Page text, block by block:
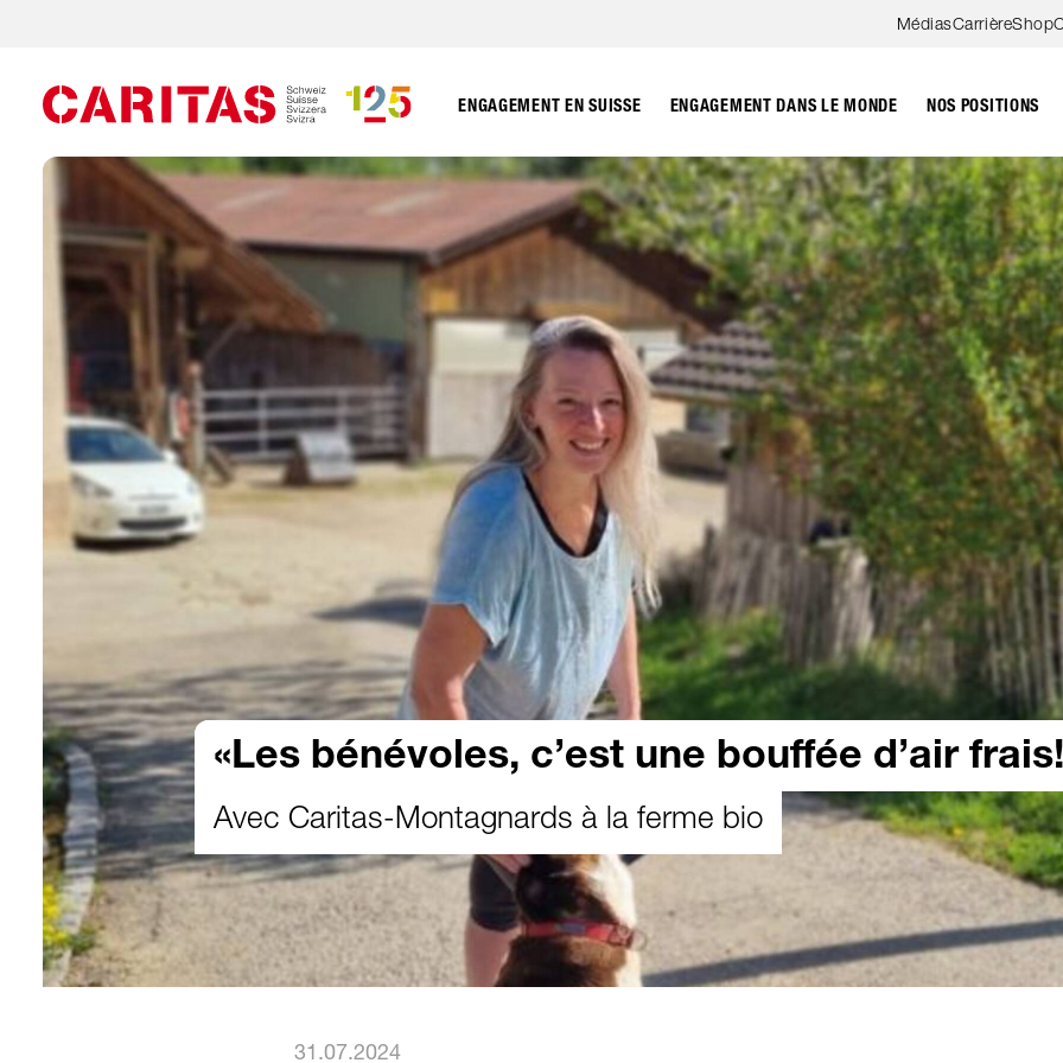
Aller au contenu
MédiasCarrièreShop
ENGAGEMENT EN SUISSE ENGAGEMENT DANS LE MONDE NOS POSITIONS
«Les bénévoles, c’est une bouffée d’air
Avec Caritas-Montagnards à la ferme bio
31.07.2024